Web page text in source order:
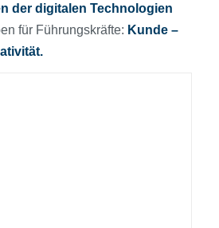
der digitalen Technologien
für Führungskräfte: Kunde –